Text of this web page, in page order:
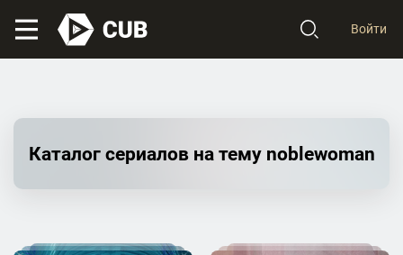
Войти
Каталог сериалов на тему noblewoman